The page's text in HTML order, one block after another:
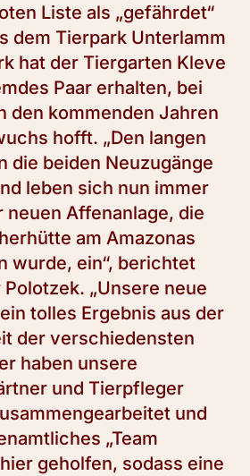
Liste als „gefährdet“
dem Tierpark Unterlamm
hat der Tiergarten Kleve
Paar erhalten, bei
den kommenden Jahren
hofft. „Den langen
die beiden Neuzugänge
leben sich nun immer
neuen Affenanlage, die
am Amazonas
wurde, ein“, berichtet
„Unsere neue
tolles Ergebnis aus der
der verschiedensten
haben unsere
und Tierpfleger
und
„Team
geholfen, sodass eine